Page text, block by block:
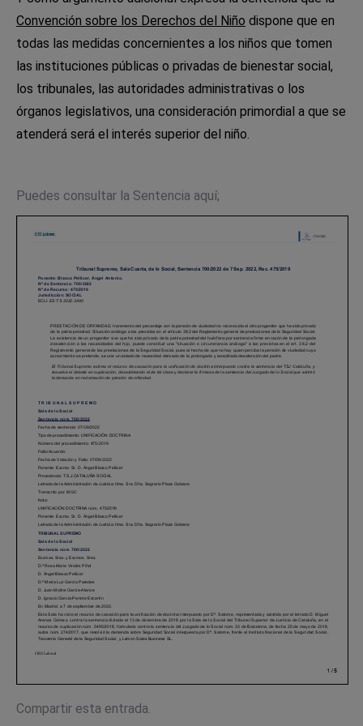
Convención sobre los Derechos del Niño dispone que en
todas las medidas concernientes a los niños que tomen
las instituciones públicas o privadas de bienestar social,
los tribunales, las autoridades administrativas o los
órganos legislativos, una consideración primordial a que se
atenderá será el interés superior del niño.
Puedes consultar la Sentencia aquí;
Compartir esta entrada.